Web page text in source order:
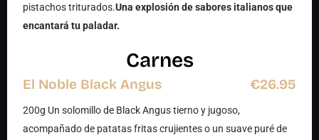
pistachos triturados.Una explosión de sabores italianos que
encantará tu paladar.
Carnes
El Noble Black Angus €26.95
200g Un solomillo de Black Angus tierno y jugoso,
acompañado de patatas fritas crujientes o un suave puré de